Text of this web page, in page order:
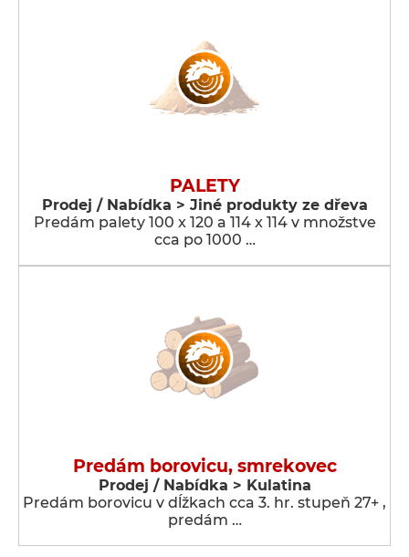
PALETY
Prodej / Nabídka > Jiné produkty ze dřeva
Predám palety 100 x 120 a 114 x 114 v množstve
cca po 1000 …
Predám borovicu, smrekovec
Prodej / Nabídka > Kulatina
Predám borovicu v dĺžkach cca 3. hr. stupeň 27+ ,
predám …